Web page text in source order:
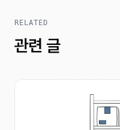
RELATED
관련 글